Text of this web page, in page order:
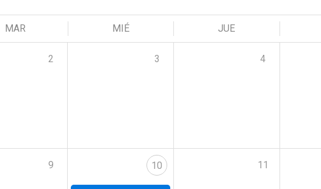
MAR MIÉ JUE
2 3 4
9 10 11